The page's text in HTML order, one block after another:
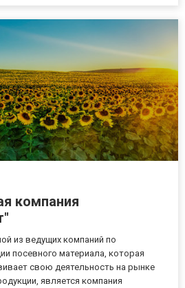
компания
из ведущих компаний по
посевного материала, которая
свою деятельность на рынке
является компания